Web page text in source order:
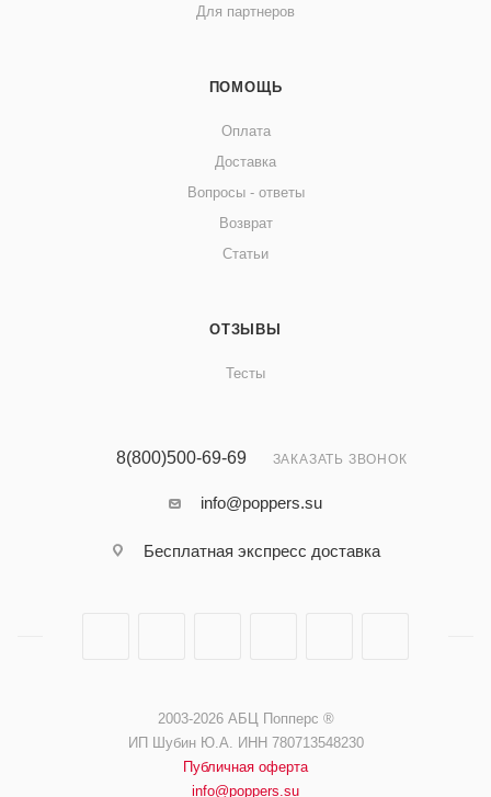
Для партнеров
ПОМОЩЬ
Оплата
Доставка
Вопросы - ответы
Возврат
Статьи
ОТЗЫВЫ
Тесты
8(800)500-69-69 ЗАКАЗАТЬ ЗВОНОК
info@poppers.su
Бесплатная экспресс доставка
2003-2026 АБЦ Попперс ®️️
ИП Шубин Ю.А. ИНН 780713548230
Публичная оферта
info@poppers.su